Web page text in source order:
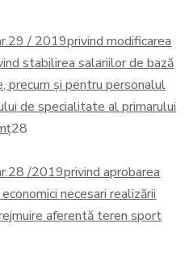
/ 2019privind modificarea
stabilirea salariilor de bază
precum şi pentru personalul
de specialitate al primarului
28
/2019privind aprobarea
necesari realizării
aferentă teren sport